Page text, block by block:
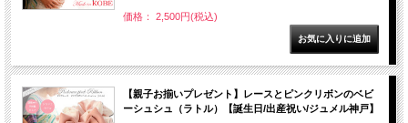
価格： 2,500円(税込)
【親子お揃いプレゼント】レースとピンクリボンのベビ
ーシュシュ（ラトル）【誕生日/出産祝い/ジュメル神戸】